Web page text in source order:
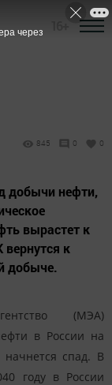
845 0 0
добычи нефти,
вырастет к
вернутся к
добыче.
(МЭА)
в России на
спад. В
году в России
через